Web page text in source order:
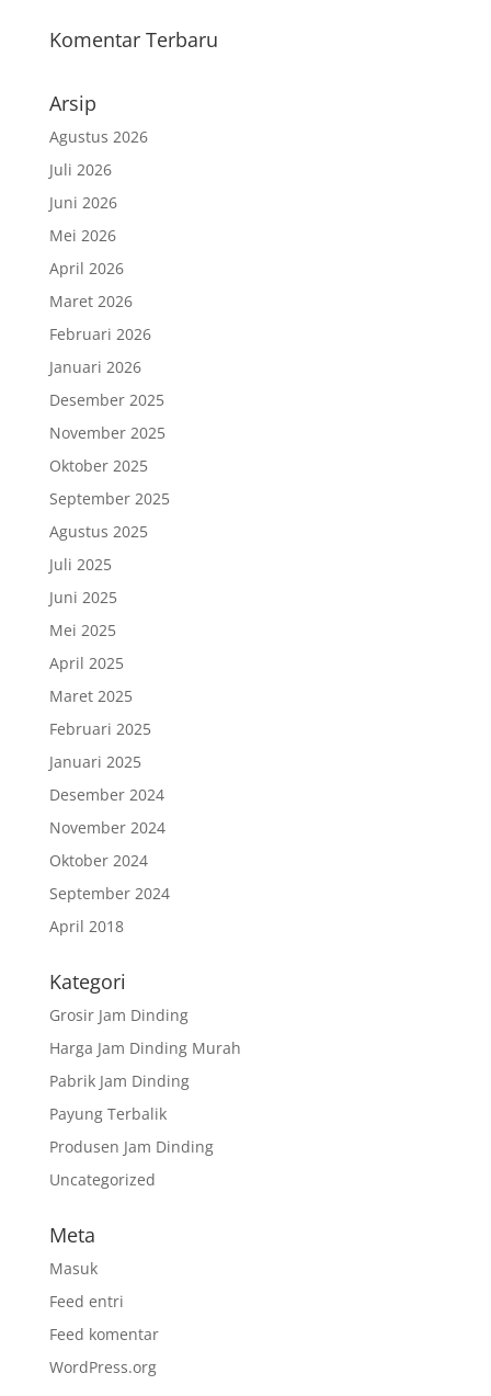
Komentar Terbaru
Arsip
Agustus 2026
Juli 2026
Juni 2026
Mei 2026
April 2026
Maret 2026
Februari 2026
Januari 2026
Desember 2025
November 2025
Oktober 2025
September 2025
Agustus 2025
Juli 2025
Juni 2025
Mei 2025
April 2025
Maret 2025
Februari 2025
Januari 2025
Desember 2024
November 2024
Oktober 2024
September 2024
April 2018
Kategori
Grosir Jam Dinding
Harga Jam Dinding Murah
Pabrik Jam Dinding
Payung Terbalik
Produsen Jam Dinding
Uncategorized
Meta
Masuk
Feed entri
Feed komentar
WordPress.org